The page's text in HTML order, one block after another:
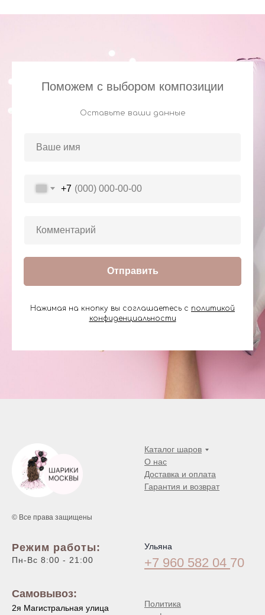
Поможем с выбором композиции
Оставьте ваши данные
+7
Отправить
Нажимая на кнопку вы соглашаетесь с политикой
конфиденциальности
© Все права защищены
Каталог шаров
О нас
Доставка и оплата
Гарантия и возврат
Режим работы:
Пн-Вс 8:00 - 21:00
Самовывоз:
2я Магистральная улица
Ульяна
+7 960 582 04 70
Политика